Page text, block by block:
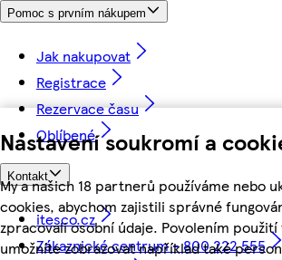
Nastavení soukromí a
My a našich 18 partnerů používáme nebo
cookies, abychom zajistili správné
zpracovali osobní údaje. Povolením
umožníte zobrazovat například také
Pomoc s prvním nákupem
Jak nakupovat
Registrace
Rezervace času
Oblíbené
Kontakt
itesco.cz
Zákaznické centrum - 800 222 555